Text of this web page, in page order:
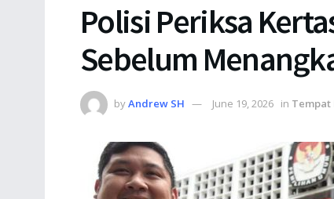
Polisi Periksa
Sebelum
byAndrew SH June 19, 2026 in Tempat